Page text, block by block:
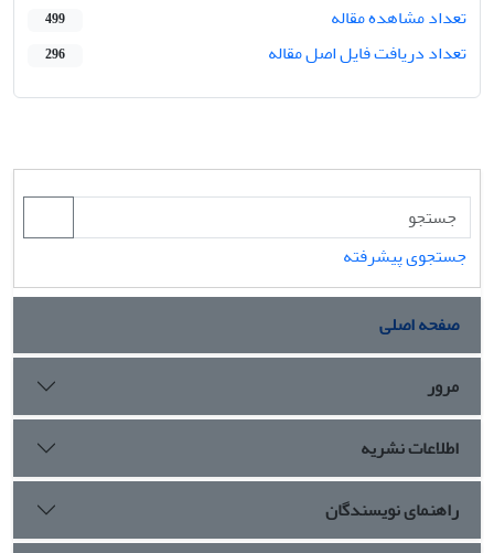
تعداد مشاهده مقاله
499
تعداد دریافت فایل اصل مقاله 296
جستجوی پیشرفته
صفحه اصلی
مرور
اطلاعات نشریه
راهنمای نویسندگان